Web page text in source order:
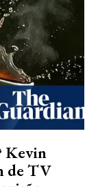
Kevin
de TV